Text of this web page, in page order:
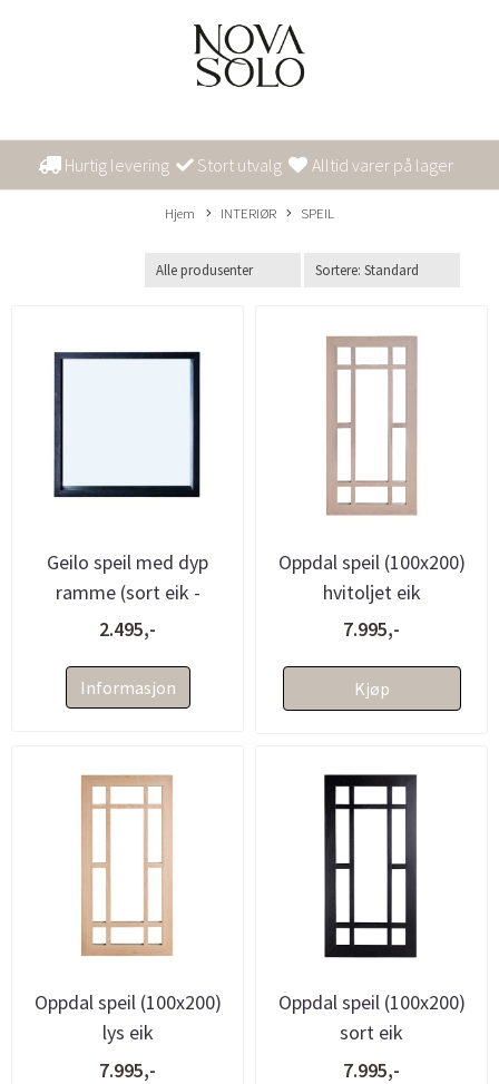
Hurtig levering Stort utvalg Alltid varer på lager
Hjem INTERIØR SPEIL
Geilo speil med dyp
ramme (sort eik -
70x70x8)
2.495,-
Informasjon
Oppdal speil (100x200)
hvitoljet eik
7.995,-
Kjøp
Oppdal speil (100x200)
lys eik
7.995,-
Oppdal speil (100x200)
sort eik
7.995,-